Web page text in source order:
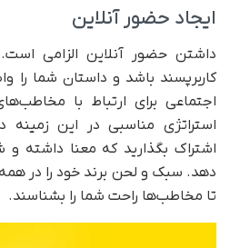
ایجاد حضور آنلاین
داشتن حضور آنلاین الزامی
کاربرپسند باشد و داستان شما را
اجتماعی برای ارتباط با
استراتژی مناسبی در این زمینه
اشتراک بگذارید که معنا داشته
دهد. سبک و لحن برند خود را در
تا مخاطب‌ها راحت شما را بشناسند.